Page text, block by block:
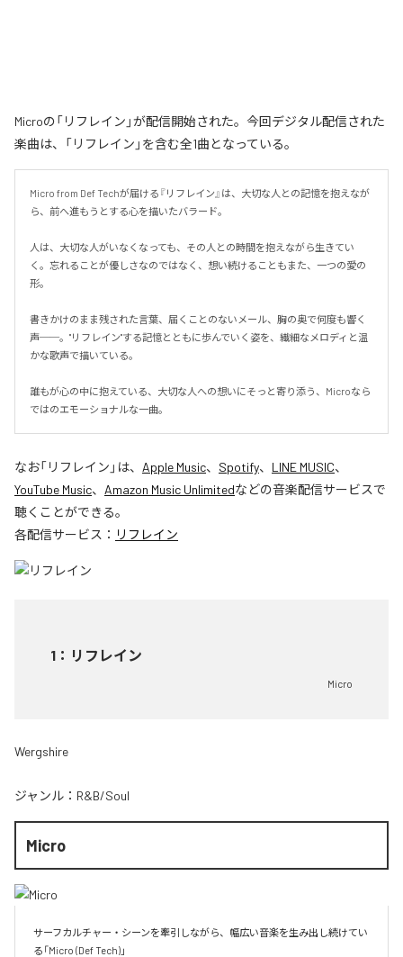
Microの「リフレイン」が配信開始された。今回デジタル配信された
楽曲は、「リフレイン」を含む全1曲となっている。
Micro from Def Techが届ける『リフレイン』は、大切な人との記憶を抱えなが
ら、前へ進もうとする心を描いたバラード。
人は、大切な人がいなくなっても、その人との時間を抱えながら生きてい
く。忘れることが優しさなのではなく、想い続けることもまた、一つの愛の
形。
書きかけのまま残された言葉、届くことのないメール、胸の奥で何度も響く
声──。"リフレイン"する記憶とともに歩んでいく姿を、繊細なメロディと温
かな歌声で描いている。
誰もが心の中に抱えている、大切な人への想いにそっと寄り添う、Microなら
ではのエモーショナルな一曲。
なお「リフレイン 」は、 Apple Music、 Spotify、 LINE MUSIC、
YouTube Music、 Amazon Music Unlimitedなどの音楽配信サービスで
聴くことができる。
各配信サービス： リフレイン
1 ： リフレイン
Micro
Wergshire
ジャンル： R&B/Soul
Micro
サーフカルチャー・シーンを牽引しながら、幅広い音楽を生み出し続けてい
る「Micro (Def Tech)」